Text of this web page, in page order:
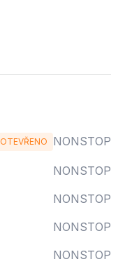
OTEVŘENO NONSTOP
NONSTOP
NONSTOP
NONSTOP
NONSTOP